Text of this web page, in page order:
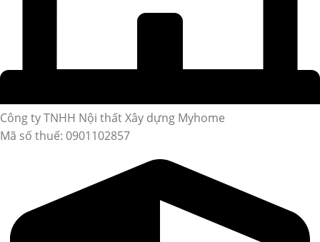
Công ty TNHH Nội thất Xây dựng Myhome
Mã số thuế: 0901102857